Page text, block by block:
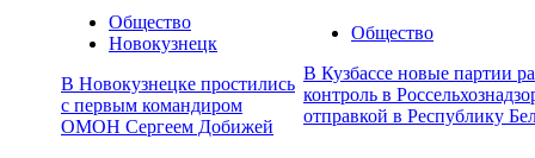
Общество
Новокузнецк
В Новокузнецке простились
с первым командиром
ОМОН Сергеем Добижей
Общество
В Кузбассе новые партии
контроль в
отправкой в Республику